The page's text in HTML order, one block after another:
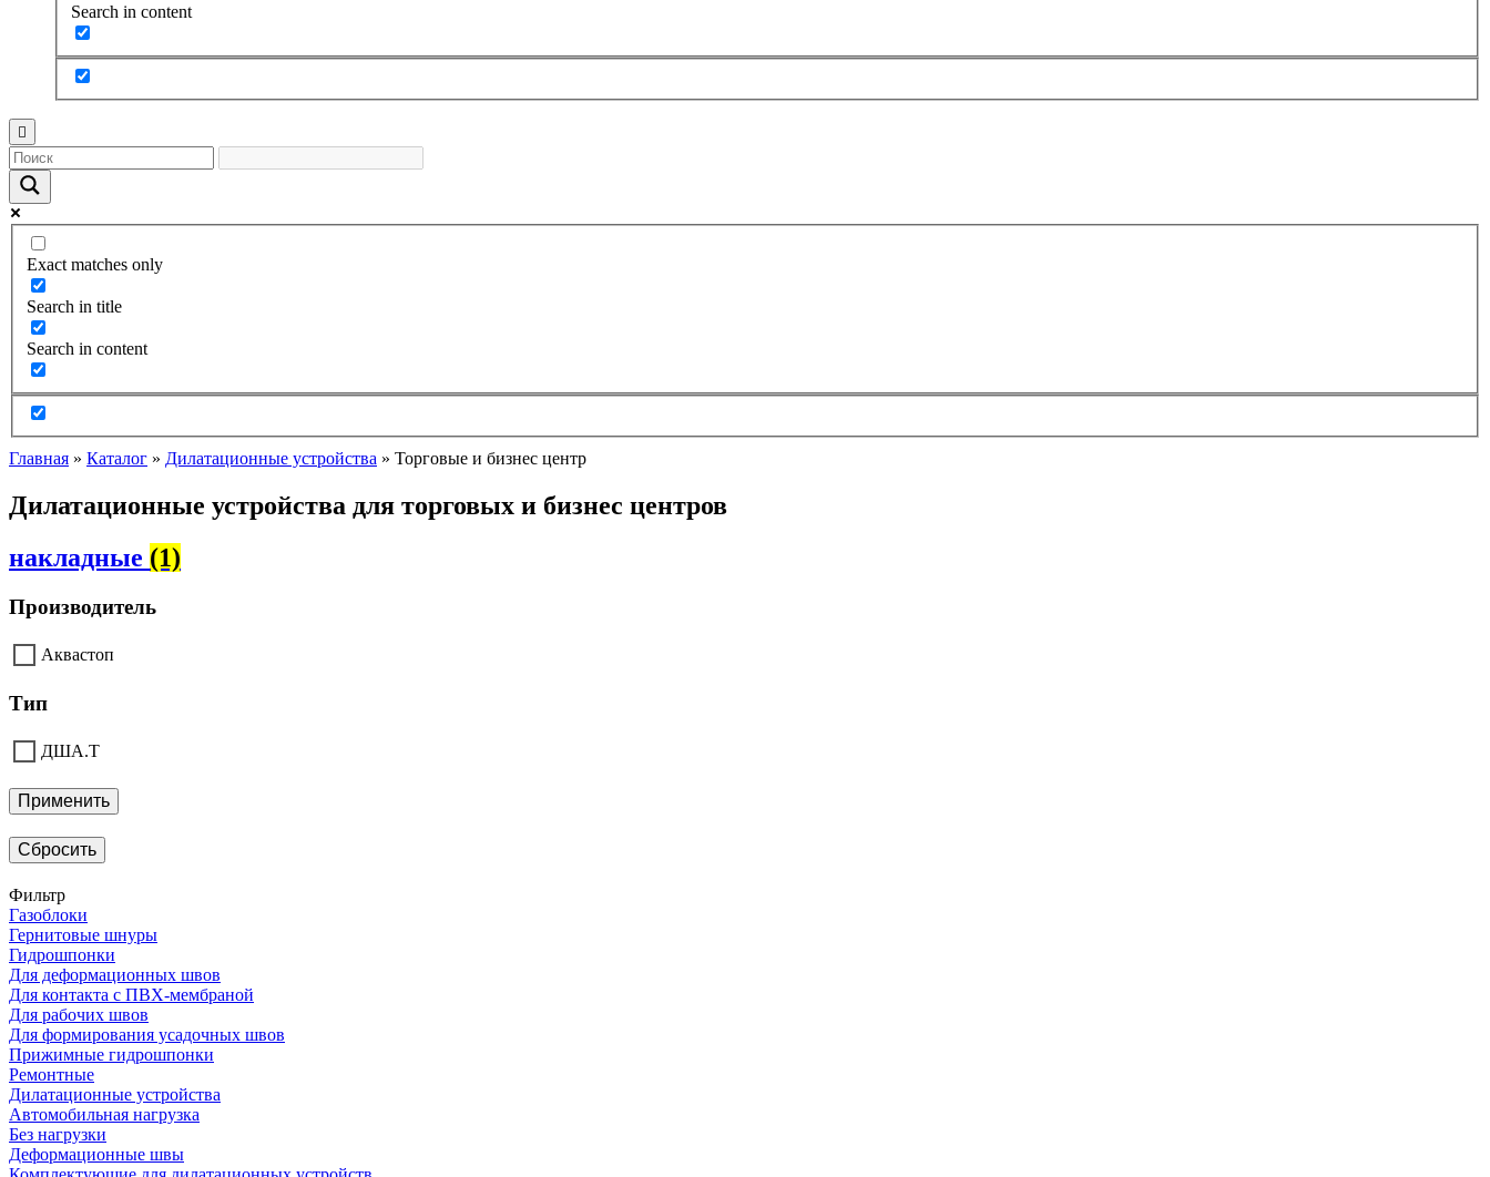
Search in content
Exact matches only
Search in title
Search in content
Главная » Каталог » Дилатационные устройства » Торговые и бизнес центр
Дилатационные устройства для торговых и бизнес центров
накладные (1)
Производитель
Аквастоп
Тип
ДША.Т
Применить
Сбросить
Фильтр
Газоблоки
Гернитовые шнуры
Гидрошпонки
Для деформационных швов
Для контакта с ПВХ-мембраной
Для рабочих швов
Для формирования усадочных швов
Прижимные гидрошпонки
Ремонтные
Дилатационные устройства
Автомобильная нагрузка
Без нагрузки
Деформационные швы